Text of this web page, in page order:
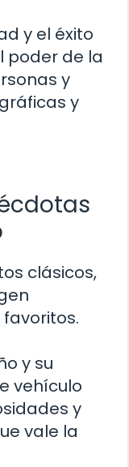
y el éxito
poder de la
y
y
clásicos,
y su
vehículo
y
vale la